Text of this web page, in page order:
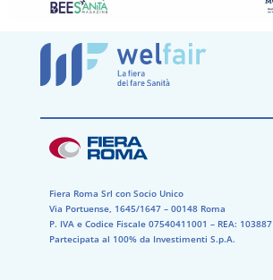
Fiera Roma Srl con Socio Unico
Via Portuense, 1645/1647 – 00148 Roma
P. IVA e Codice Fiscale 07540411001​ – REA: 103887​
Partecipata al 100% da Investimenti S.p.A.